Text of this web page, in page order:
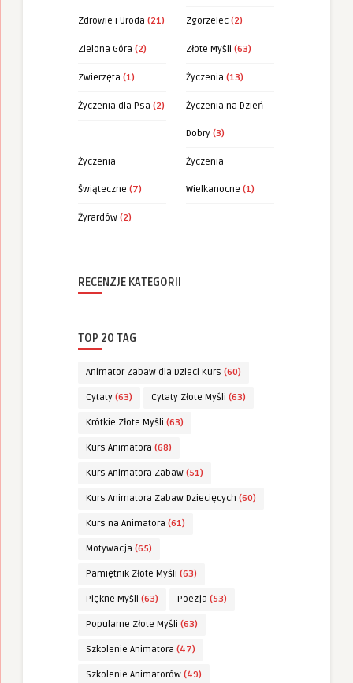
Zdrowie i Uroda (21) Zgorzelec (2)
Zielona Góra (2) Złote Myśli (63)
Zwierzęta (1) Życzenia (13)
Życzenia dla Psa (2) Życzenia na Dzień
Dobry (3)
Życzenia
Świąteczne (7)
Życzenia
Wielkanocne (1)
Żyrardów (2)
RECENZJE KATEGORII
TOP 20 TAG
Animator Zabaw dla Dzieci Kurs (60)
Cytaty (63) Cytaty Złote Myśli (63)
Krótkie Złote Myśli (63)
Kurs Animatora (68)
Kurs Animatora Zabaw (51)
Kurs Animatora Zabaw Dziecięcych (60)
Kurs na Animatora (61)
Motywacja (65)
Pamiętnik Złote Myśli (63)
Piękne Myśli (63) Poezja (53)
Popularne Złote Myśli (63)
Szkolenie Animatora (47)
Szkolenie Animatorów (49)